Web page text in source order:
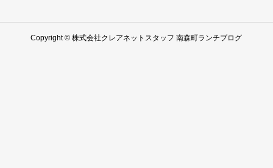
Copyright © 株式会社クレアネットスタッフ 南森町ランチブログ